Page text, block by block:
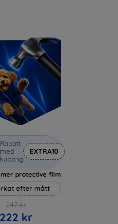
Rabatt
med
kupong
EXTRA10
protective film
efter mått
247 kr
222 kr